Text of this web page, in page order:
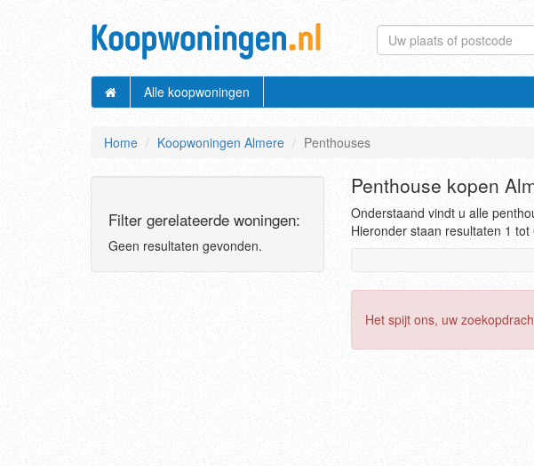
Alle koopwoningen
Home Koopwoningen Almere Penthouses
Penthouse kopen
Onderstaand vindt u alle
Hieronder staan resultaten 1 tot
Het spijt ons, uw
Filter gerelateerde woningen:
Geen resultaten gevonden.